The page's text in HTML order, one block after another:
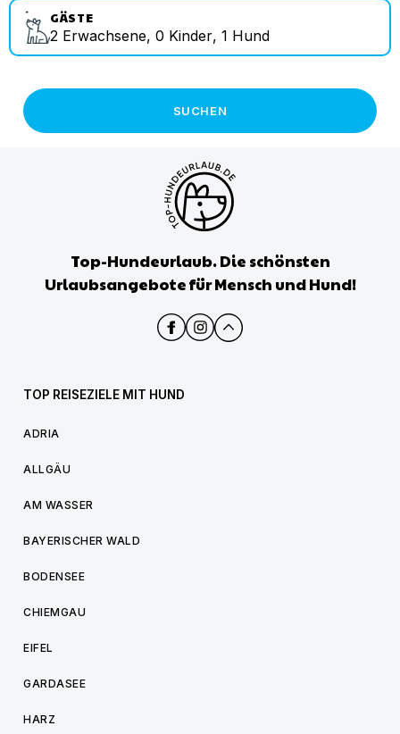
GÄSTE
2 Erwachsene, 0 Kinder, 1 Hund
SUCHEN
Top-Hundeurlaub. Die schönsten
Urlaubsangebote für Mensch und Hund!
TOP REISEZIELE MIT HUND
ADRIA
ALLGÄU
AM WASSER
BAYERISCHER WALD
BODENSEE
CHIEMGAU
EIFEL
GARDASEE
HARZ